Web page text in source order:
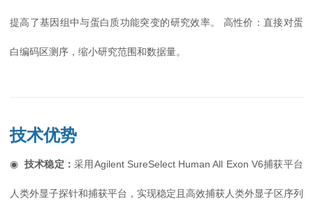
提高了基因组中与蛋白质功能突变的研究效率。 高性价：直接对蛋
白编码区测序，缩小研究范围和数据量。
技术优势
◉ 技术稳定：采用Agilent SureSelect Human All Exon V6捕获平台
人类外显子探针和捕获平台，实现稳定且高效捕获人类外显子区序列